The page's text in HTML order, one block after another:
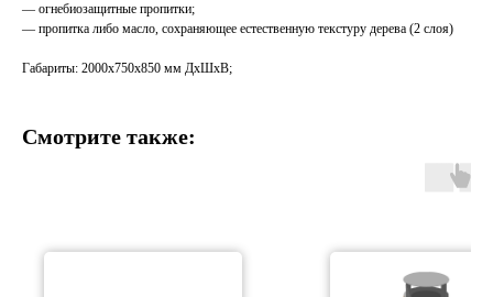
— огнебиозащитные пропитки;
— пропитка либо масло, сохраняющее естественную текстуру дерева (2 слоя)
Габариты: 2000х750х850 мм ДхШхВ;
Смотрите также: